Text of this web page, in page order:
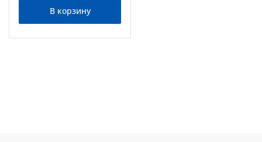
В корзину